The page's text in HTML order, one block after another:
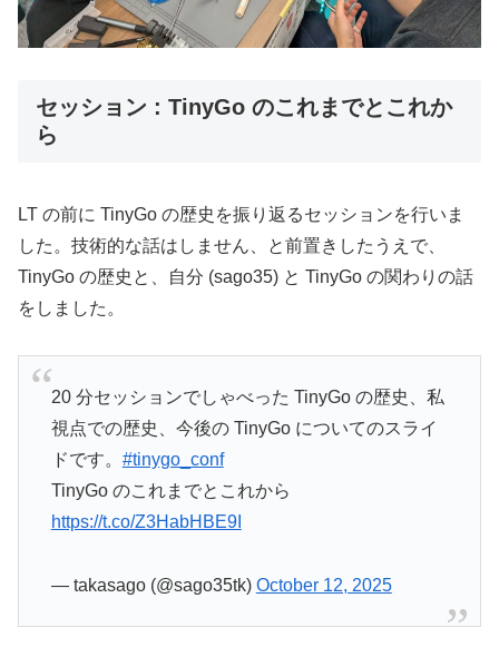
セッション : TinyGo のこれまでとこれか
ら
LT の前に TinyGo の歴史を振り返るセッションを行いま
した。技術的な話はしません、と前置きしたうえで、
TinyGo の歴史と、自分 (sago35) と TinyGo の関わりの話
をしました。
20 分セッションでしゃべった TinyGo の歴史、私
視点での歴史、今後の TinyGo についてのスライ
ドです。 #tinygo_conf
TinyGo のこれまでとこれから
https://t.co/Z3HabHBE9I
— takasago (@sago35tk) October 12, 2025